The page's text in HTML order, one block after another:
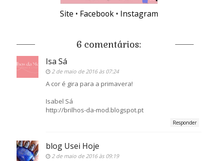
Site • Facebook• Instagram
6 comentários:
Isa Sá
2 de maio de 2016 às 07:24
A cor é gira para a primavera!
Isabel Sá
http://brilhos-da-mod.blogspot.pt
Responder
blog Usei Hoje
2 de maio de 2016 às 09:19